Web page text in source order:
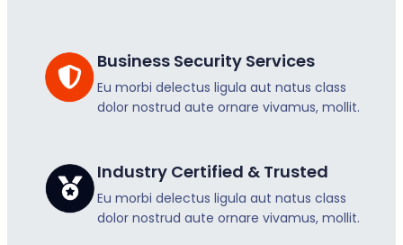
Business Security Services
Eu morbi delectus ligula aut natus class
dolor nostrud aute ornare vivamus, mollit.
Industry Certified & Trusted
Eu morbi delectus ligula aut natus class
dolor nostrud aute ornare vivamus, mollit.